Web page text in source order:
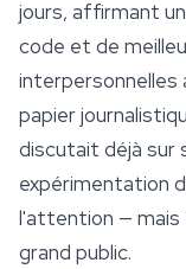
jours, affirmant
code et de
interpersonnelles
papier
discutait déjà sur
expérimentation
l'attention — mais
grand public.